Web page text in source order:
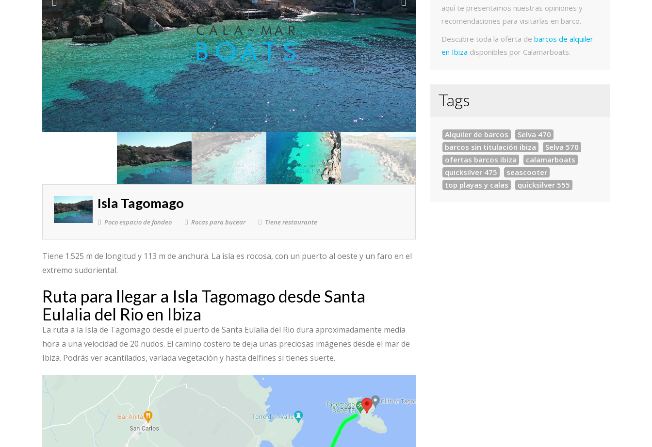
Isla Tagomago
Poco espacio de fondeo Rocas para bucear Tiene restaurante
Tiene 1.525 m de longitud y 113 m de anchura. La isla es rocosa, con un puerto al oeste y un faro en el
extremo sudoriental.
Ruta para llegar a Isla Tagomago desde Santa
Eulalia del Rio en Ibiza
La ruta a la Isla de Tagomago desde el puerto de Santa Eulalia del Rio dura aproximadamente media
hora a una velocidad de 20 nudos. El camino costero te deja unas preciosas imágenes desde el mar de
Ibiza. Podrás ver acantilados, variada vegetación y hasta delfines si tienes suerte.
aquí te presentamos nuestras opiniones y
recomendaciones para visitarlas en barco.
Descubre toda la oferta de barcos de alquiler
en Ibiza disponibles por Calamarboats.
Tags
Alquiler de barcos
Selva 470
barcos sin titulación ibiza
Selva 570
ofertas barcos ibiza
calamarboats
quicksilver 475
seascooter
top playas y calas
quicksilver 555